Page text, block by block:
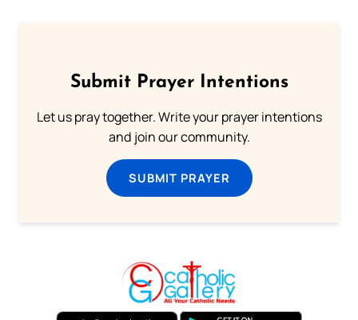
Submit Prayer Intentions
Let us pray together. Write your prayer intentions
and join our community.
SUBMIT PRAYER